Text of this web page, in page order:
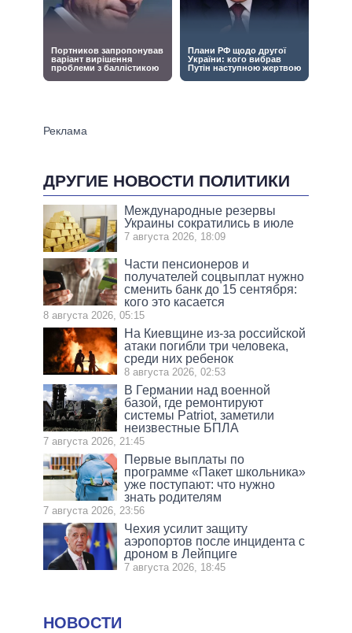
ДРУГИЕ НОВОСТИ ПОЛИТИКИ
Международные резервы
Украины сократились в июле
7 августа 2026, 18:09
Части пенсионеров и
получателей соцвыплат нужно
сменить банк до 15 сентября:
кого это касается
8 августа 2026, 05:15
На Киевщине из-за российской
атаки погибли три человека,
среди них ребенок
8 августа 2026, 02:53
В Германии над военной
базой, где ремонтируют
системы Patriot, заметили
неизвестные БПЛА
7 августа 2026, 21:45
Первые выплаты по
программе «Пакет школьника»
уже поступают: что нужно
знать родителям
7 августа 2026, 23:56
Чехия усилит защиту
аэропортов после инцидента с
дроном в Лейпциге
7 августа 2026, 18:45
НОВОСТИ